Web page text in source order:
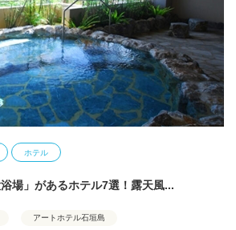
ホテル
場」があるホテル7選！露天風...
アートホテル石垣島